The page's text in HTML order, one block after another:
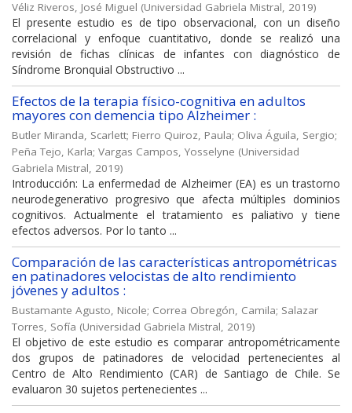
Véliz Riveros, José Miguel (Universidad Gabriela Mistral, 2019)
El presente estudio es de tipo observacional, con un diseño
correlacional y enfoque cuantitativo, donde se realizó una
revisión de fichas clínicas de infantes con diagnóstico de
Síndrome Bronquial Obstructivo ...
Efectos de la terapia físico-cognitiva en adultos
mayores con demencia tipo Alzheimer :
Butler Miranda, Scarlett; Fierro Quiroz, Paula; Oliva Águila, Sergio;
Peña Tejo, Karla; Vargas Campos, Yosselyne (Universidad
Gabriela Mistral, 2019)
Introducción: La enfermedad de Alzheimer (EA) es un trastorno
neurodegenerativo progresivo que afecta múltiples dominios
cognitivos. Actualmente el tratamiento es paliativo y tiene
efectos adversos. Por lo tanto ...
Comparación de las características antropométricas
en patinadores velocistas de alto rendimiento
jóvenes y adultos :
Bustamante Agusto, Nicole; Correa Obregón, Camila; Salazar
Torres, Sofía (Universidad Gabriela Mistral, 2019)
El objetivo de este estudio es comparar antropométricamente
dos grupos de patinadores de velocidad pertenecientes al
Centro de Alto Rendimiento (CAR) de Santiago de Chile. Se
evaluaron 30 sujetos pertenecientes ...